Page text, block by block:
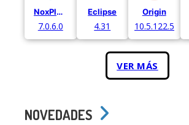
VER MÁS
NoxPlayer
7.0.6.0
Eclipse
4.31
Origin
10.5.122.52971
NOVEDADES